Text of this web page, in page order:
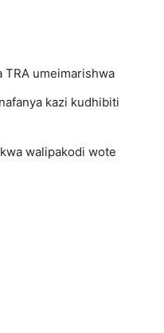
TRA umeimarishwa
kazi kudhibiti
walipakodi wote